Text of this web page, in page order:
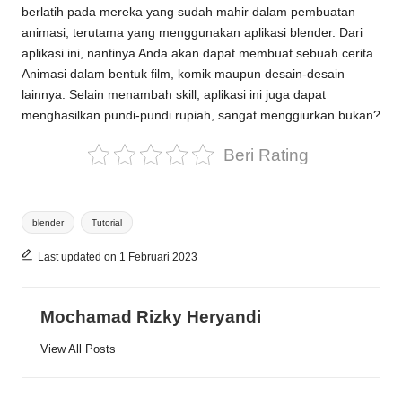
berlatih pada mereka yang sudah mahir dalam pembuatan
animasi, terutama yang menggunakan aplikasi blender. Dari
aplikasi ini, nantinya Anda akan dapat membuat sebuah cerita
Animasi dalam bentuk film, komik maupun desain-desain
lainnya. Selain menambah skill, aplikasi ini juga dapat
menghasilkan pundi-pundi rupiah, sangat menggiurkan bukan?
Beri Rating
Tags:
blender Tutorial
Last updated on 1 Februari 2023
Mochamad Rizky Heryandi
View All Posts